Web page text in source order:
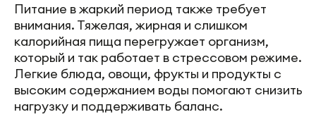
Питание в жаркий период также требует
внимания. Тяжелая, жирная и слишком
калорийная пища перегружает организм,
который и так работает в стрессовом режиме.
Легкие блюда, овощи, фрукты и продукты с
высоким содержанием воды помогают снизить
нагрузку и поддерживать баланс.